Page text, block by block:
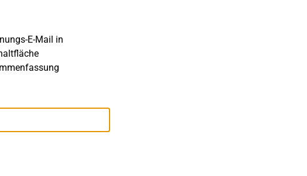
E-Mail in